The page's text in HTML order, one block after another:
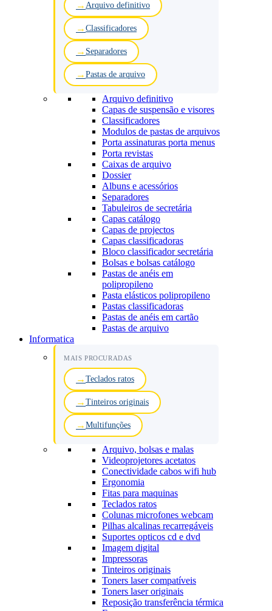
Arquivo definitivo
Classificadores
Separadores
Pastas de arquivo
Arquivo definitivo
Capas de suspensão e visores
Classificadores
Modulos de pastas de arquivos
Porta assinaturas porta menus
Porta revistas
Caixas de arquivo
Dossier
Albuns e acessórios
Separadores
Tabuleiros de secretária
Capas catálogo
Capas de projectos
Capas classificadoras
Bloco classificador secretária
Bolsas e bolsas catálogo
Pastas de anéis em
polipropileno
Pasta elásticos polipropileno
Pastas classificadoras
Pastas de anéis em cartão
Pastas de arquivo
Informatica
MAIS PROCURADAS
Teclados ratos
Tinteiros originais
Multifunções
Arquivo, bolsas e malas
Videoprojetores acetatos
Conectividade cabos wifi hub
Ergonomia
Fitas para maquinas
Teclados ratos
Colunas microfones webcam
Pilhas alcalinas recarregáveis
Suportes opticos cd e dvd
Imagem digital
Impressoras
Tinteiros originais
Toners laser compatíveis
Toners laser originais
Reposição transferência térmica